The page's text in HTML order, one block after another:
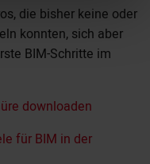
die bisher keine oder
konnten, sich aber
BIM-Schritte im
downloaden
für BIM in der